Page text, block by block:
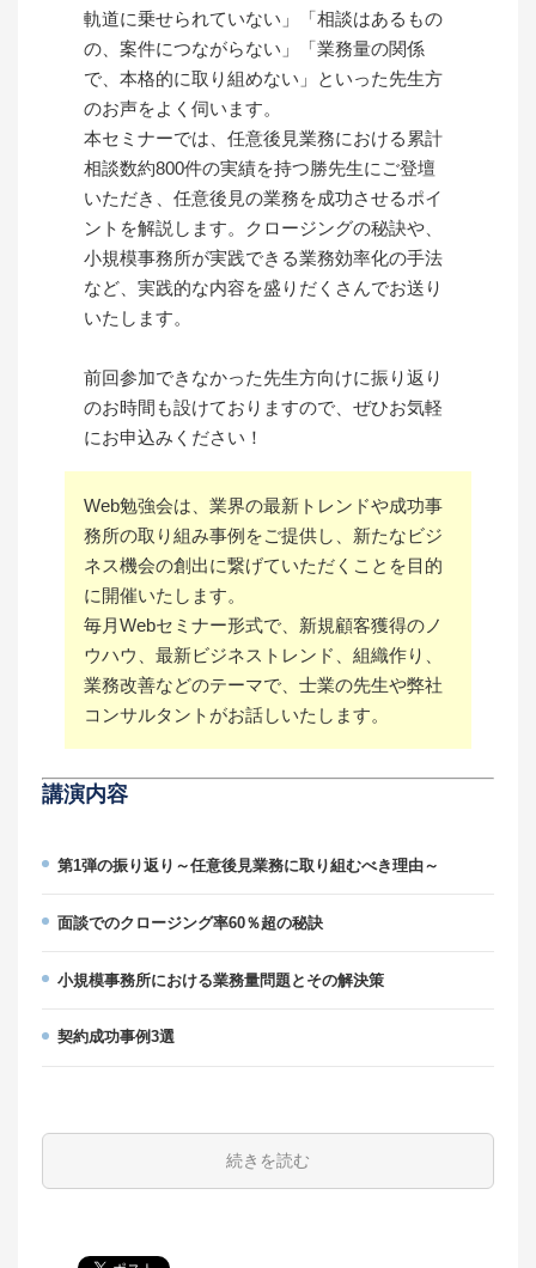
軌道に乗せられていない」「相談はあるもの
の、案件につながらない」「業務量の関係
で、本格的に取り組めない」といった先生方
のお声をよく伺います。
本セミナーでは、任意後見業務における累計
相談数約800件の実績を持つ勝先生にご登壇
いただき、任意後見の業務を成功させるポイ
ントを解説します。クロージングの秘訣や、
小規模事務所が実践できる業務効率化の手法
など、実践的な内容を盛りだくさんでお送り
いたします。
前回参加できなかった先生方向けに振り返り
のお時間も設けておりますので、ぜひお気軽
にお申込みください！
Web勉強会は、業界の最新トレンドや成功事
務所の取り組み事例をご提供し、新たなビジ
ネス機会の創出に繋げていただくことを目的
に開催いたします。
毎月Webセミナー形式で、新規顧客獲得のノ
ウハウ、最新ビジネストレンド、組織作り、
業務改善などのテーマで、士業の先生や弊社
コンサルタントがお話しいたします。
講演内容
第1弾の振り返り～任意後見業務に取り組むべき理由～
面談でのクロージング率60％超の秘訣
小規模事務所における業務量問題とその解決策
契約成功事例3選
続きを読む